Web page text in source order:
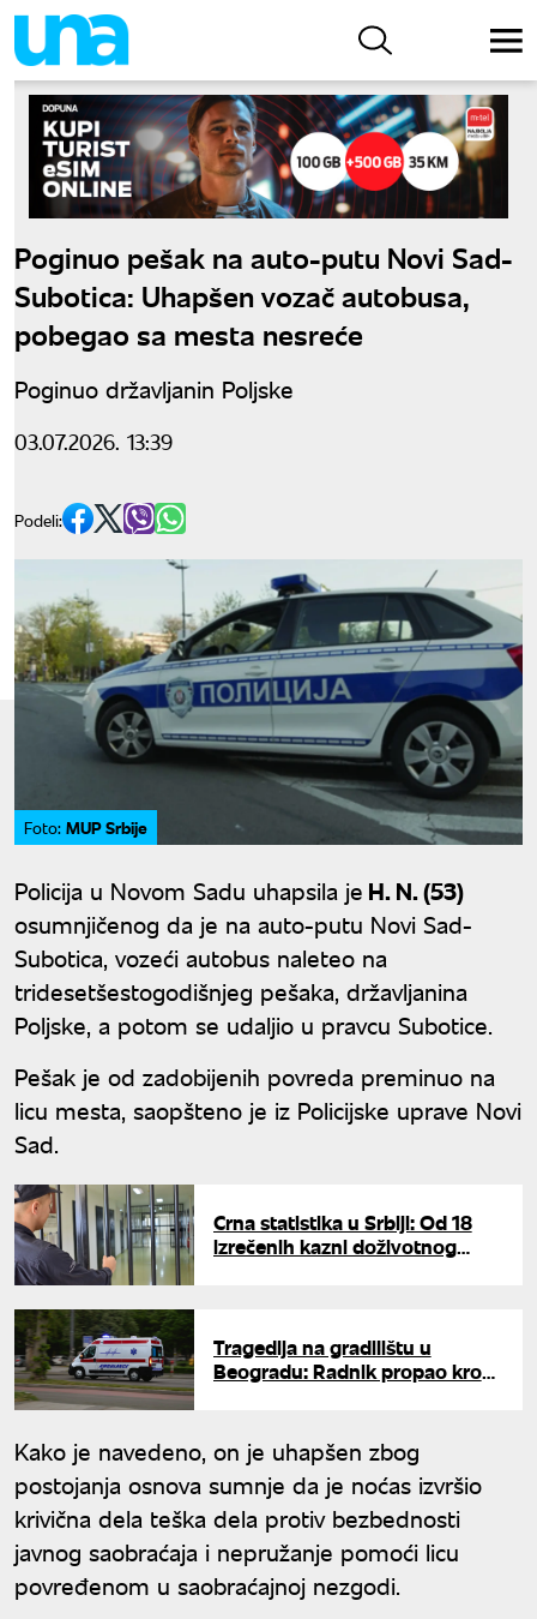
Poginuo pešak na auto-putu Novi Sad-
Subotica: Uhapšen vozač autobusa,
pobegao sa mesta nesreće
Poginuo državljanin Poljske
03.07.2026. 13:39
Podeli:
Foto: MUP Srbije
Policija u Novom Sadu uhapsila je H. N. (53)
osumnjičenog da je na auto-putu Novi Sad-
Subotica, vozeći autobus naleteo na
tridesetšestogodišnjeg pešaka, državljanina
Poljske, a potom se udaljio u pravcu Subotice.
Pešak je od zadobijenih povreda preminuo na
licu mesta, saopšteno je iz Policijske uprave Novi
Sad.
Crna statistika u Srbiji: Od 18
izrečenih kazni doživotnog
Tragedija na gradilištu u
Beogradu: Radnik propao kroz
Kako je navedeno, on je uhapšen zbog
postojanja osnova sumnje da je noćas izvršio
krivična dela teška dela protiv bezbednosti
javnog saobraćaja i nepružanje pomoći licu
povređenom u saobraćajnoj nezgodi.